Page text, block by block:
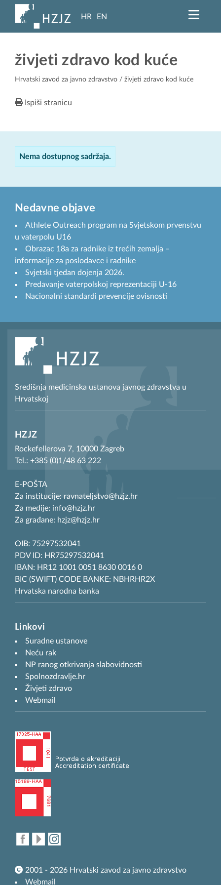
HR EN
živjeti zdravo kod kuće
Hrvatski zavod za javno zdravstvo / živjeti zdravo kod kuće
Ispiši stranicu
Nema dostupnog sadržaja.
Nedavne objave
Athlete Outreach program na Svjetskom prvenstvu
u vaterpolu U16
Obrazac 18a za radnike iz trećih zemalja –
informacije za poslodavce i radnike
Svjetski tjedan dojenja 2026.
Predavanje vaterpolskoj reprezentaciji U-16
Nacionalni standardi prevencije ovisnosti
Središnja medicinska ustanova javnog zdravstva u
Hrvatskoj
HZJZ
Rockefellerova 7, 10000 Zagreb
Tel.: +385 (0)1/48 63 222
E-POŠTA
Za institucije: ravnateljstvo@hzjz.hr
Za medije: info@hzjz.hr
Za građane: hzjz@hzjz.hr
OIB: 75297532041
PDV ID: HR75297532041
IBAN: HR12 1001 0051 8630 0016 0
BIC (SWIFT) CODE BANKE: NBHRHR2X
Hrvatska narodna banka
Linkovi
Suradne ustanove
Neću rak
NP ranog otkrivanja slabovidnosti
Spolnozdravlje.hr
Živjeti zdravo
Webmail
2001 - 2026 Hrvatski zavod za javno zdravstvo
Webmail